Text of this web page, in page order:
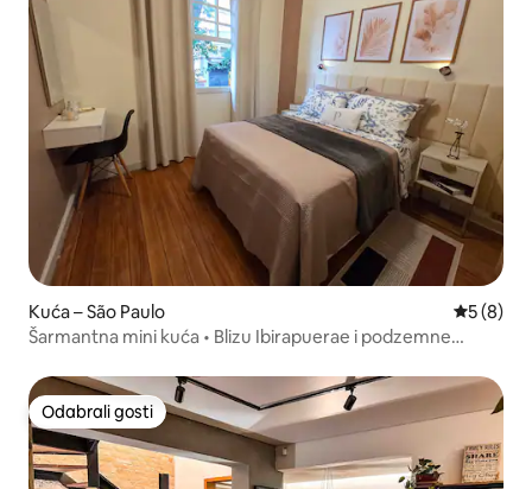
Kuća – São Paulo
5 (8)
Šarmantna mini kuća • Blizu Ibirapuerae i podzemne
Odabrali gosti
Odabrali gosti